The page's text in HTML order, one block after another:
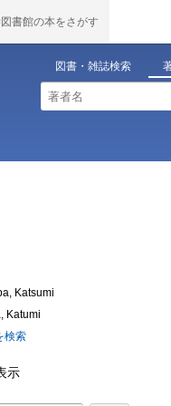
書館の本をさがす
図書・雑誌検索
Katsumi
Katumi
検索
示